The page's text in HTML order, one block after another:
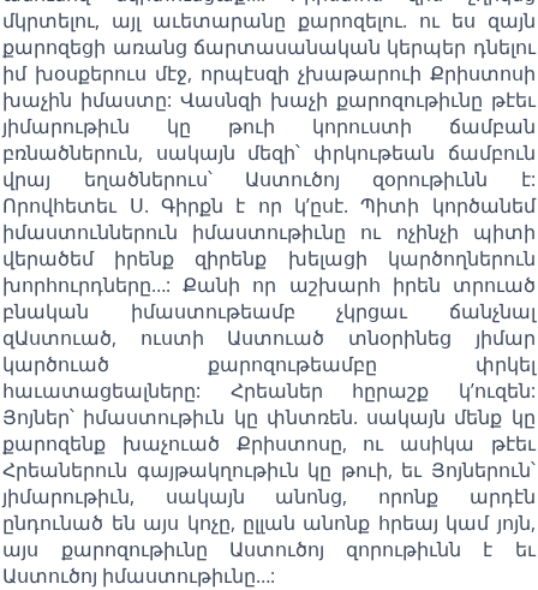
մկրտելու, այլ աւետարանը քարոզելու. ու ես զայն
քարոզեցի առանց ճարտասանական կերպեր դնելու
իմ խօսքերուս մէջ, որպէսզի չխաթարուի Քրիստոսի
խաչին իմաստը: Վասնզի խաչի քարոզութիւնը թէեւ
յիմարութիւն կը թուի կորուստի ճամբան
բռնածներուն, սակայն մեզի՝ փրկութեան ճամբուն
վրայ եղածներուս՝ Աստուծոյ զօրութիւնն է:
Որովհետեւ Ս. Գիրքն է որ կ’ըսէ. Պիտի կործանեմ
իմաստուններուն իմաստութիւնը ու ոչինչի պիտի
վերածեմ իրենք զիրենք խելացի կարծողներուն
խորհուրդները…: Քանի որ աշխարհ իրեն տրուած
բնական իմաստութեամբ չկրցաւ ճանչնալ
զԱստուած, ուստի Աստուած տնօրինեց յիմար
կարծուած քարոզութեամբը փրկել
հաւատացեալները: Հրեաներ հըրաշք կ’ուզեն:
Յոյներ՝ իմաստութիւն կը փնտռեն. սակայն մենք կը
քարոզենք խաչուած Քրիստոսը, ու ասիկա թէեւ
Հրեաներուն գայթակղութիւն կը թուի, եւ Յոյներուն՝
յիմարութիւն, սակայն անոնց, որոնք արդէն
ընդունած են այս կոչը, ըլլան անոնք հրեայ կամ յոյն,
այս քարոզութիւնը Աստուծոյ զորութիւնն է եւ
Աստուծոյ իմաստութիւնը…: